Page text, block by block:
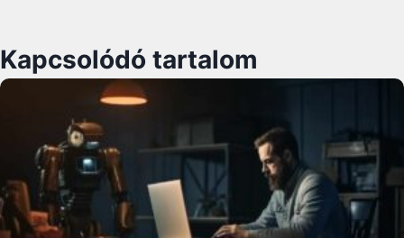
Kapcsolódó tartalom